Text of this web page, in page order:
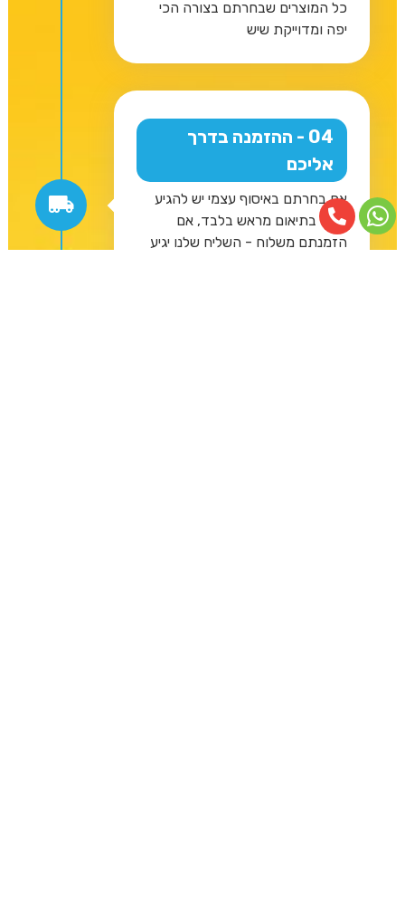
כל המוצרים שבחרתם בצורה הכי
יפה ומדוייקת שיש
04 - ההזמנה בדרך
אליכם
אם בחרתם באיסוף עצמי יש להגיע
אלינו בתיאום מראש בלבד, אם
הזמנתם משלוח - השליח שלנו יגיע